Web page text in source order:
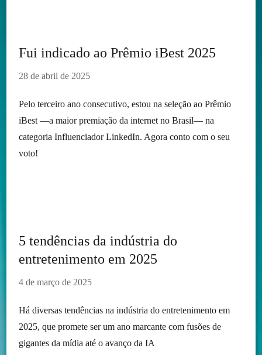
Fui indicado ao Prêmio iBest 2025
28 de abril de 2025
Pelo terceiro ano consecutivo, estou na seleção ao Prêmio
iBest —a maior premiação da internet no Brasil— na
categoria Influenciador LinkedIn. Agora conto com o seu
voto!
5 tendências da indústria do
entretenimento em 2025
4 de março de 2025
Há diversas tendências na indústria do entretenimento em
2025, que promete ser um ano marcante com fusões de
gigantes da mídia até o avanço da IA